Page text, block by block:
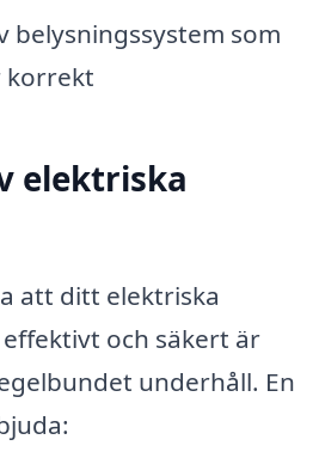
belysningssystem som
korrekt
elektriska
att ditt elektriska
och säkert är
underhåll. En